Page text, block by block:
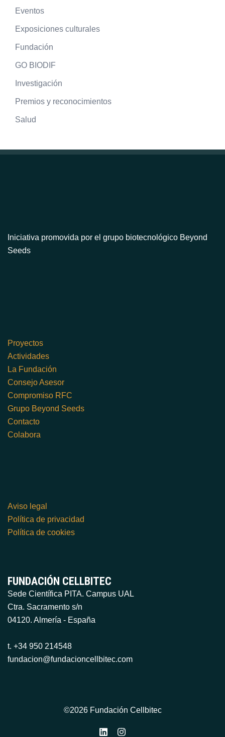
Eventos
Exposiciones culturales
Fundación
GO BIODIF
Investigación
Premios y reconocimientos
Salud
Iniciativa promovida por el grupo biotecnológico Beyond
Seeds
Proyectos
Actividades
La Fundación
Consejo Asesor
Compromiso RFC
Grupo Beyond Seeds
Contacto
Colabora
Aviso legal
Política de privacidad
Política de cookies
FUNDACIÓN CELLBITEC
Sede Científica PITA. Campus UAL
Ctra. Sacramento s/n
04120. Almería - España
t. +34 950 214548
fundacion@fundacioncellbitec.com
©2026 Fundación Cellbitec